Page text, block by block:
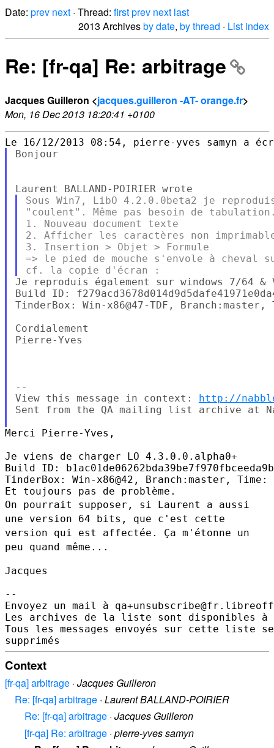
Date: prev next · Thread: firstprev next last
2013 Archivesby date, by thread · List index
Re: [fr-qa] Re: arbitrage
Jacques Guilleron <jacques.guilleron -AT- orange.fr>
Mon, 16 Dec 2013 18:20:41 +0100
Bonjour
Sous Win7, LibO 4.2.0.0beta2 je
"coulent". Même pas besoin de
1. Nouveau document texte
2. Afficher les caractères non
3. Insertion > Objet > Formule
=> le pied de mouche s'envole à
Je reproduis également sur windows 7/64
Build ID:
TinderBox: Win-x86@47-TDF,
Cordialement
Pierre-Yves
--
View this message in context: http://
Sent from the QA mailing list archive at
Merci Pierre-Yves,
Je viens de charger LO 4.3.0.0.alpha0+
Build ID:
TinderBox: Win-x86@42, Branch:master, Time:
On pourrait supposer, si Laurent a aussi
une version 64 bits, que c'est cette
version qui est affectée. Ça m'étonne un
peu quand même...
Jacques
--
Envoyez un mail à
Les archives de la liste sont disponibles à
Tous les messages envoyés sur cette liste
Context
[fr-qa] arbitrage · Jacques Guilleron
Re: [fr-qa] arbitrage · Laurent BALLAND-POIRIER
Re: [fr-qa] arbitrage · Jacques Guilleron
[fr-qa] Re: arbitrage · pierre-yves samyn